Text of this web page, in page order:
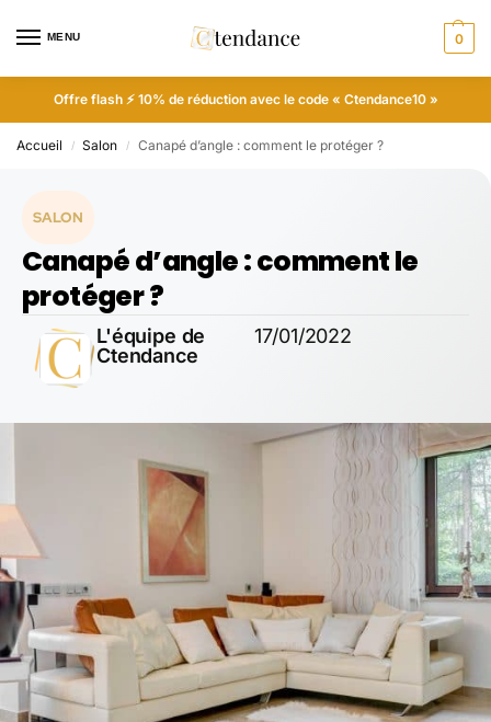
MENU 0
Offre flash ⚡ 10% de réduction avec le code « Ctendance10 »
Accueil / Salon / Canapé d’angle : comment le protéger ?
SALON
Canapé d’angle : comment le
protéger ?
L'équipe de
Ctendance
17/01/2022